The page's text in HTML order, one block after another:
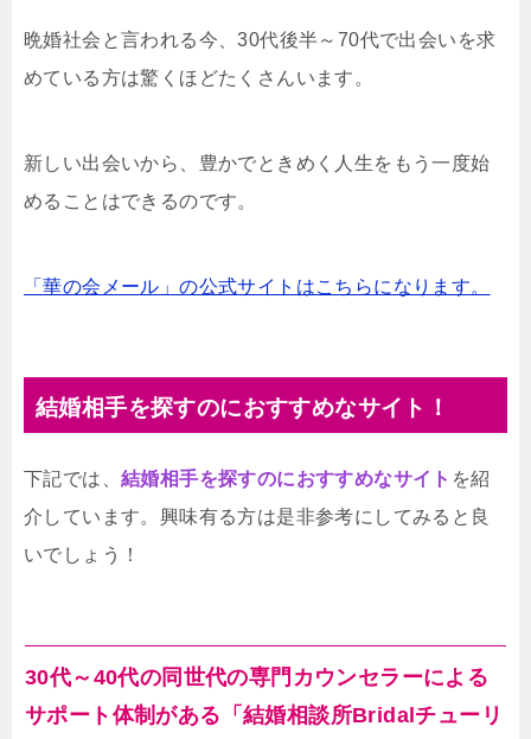
晩婚社会と言われる今、30代後半～70代で出会いを求
めている方は驚くほどたくさんいます。
新しい出会いから、豊かでときめく人生をもう一度始
めることはできるのです。
「華の会メール」の公式サイトはこちらになります。
結婚相手を探すのにおすすめなサイト！
下記では、 結婚相手を探すのにおすすめなサイト を紹
介しています。興味有る方は是非参考にしてみると良
いでしょう！
30代～40代の同世代の専門カウンセラーによる
サポート体制がある「結婚相談所Bridalチューリ